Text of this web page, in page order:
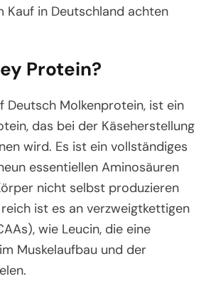
Kauf in Deutschland achten
Protein?
Deutsch Molkenprotein, ist ein
das bei der Käseherstellung
wird. Es ist ein vollständiges
essentiellen Aminosäuren
nicht selbst produzieren
ist es an verzweigtkettigen
wie Leucin, die eine
Muskelaufbau und der